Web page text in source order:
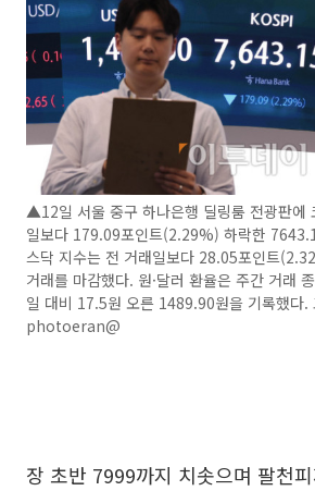
▲12일 서울 중구 하나은행 딜링룸 전광판에
일보다 179.09포인트(2.29%) 하락한
스닥 지수는 전 거래일보다 28.05포인트
거래를 마감했다. 원·달러 환율은 주간 거래
일 대비 17.5원 오른 1489.90원을 기록했다.
photoeran@
장 초반 7999까지 치솟으며 팔천